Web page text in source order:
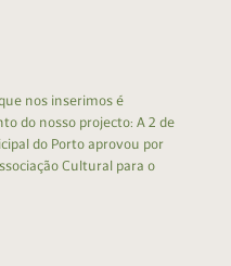
nos inserimos é
do nosso projecto: A 2 de
do Porto aprovou por
Cultural para o